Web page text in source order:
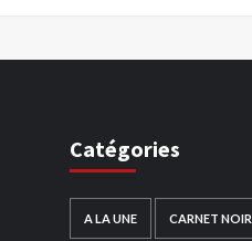
Catégories
A LA UNE CARNET NOIR